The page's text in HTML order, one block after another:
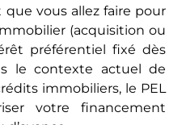
vous allez faire pour
(acquisition ou
préférentiel fixé dès
le contexte actuel de
immobiliers, le PEL
votre financement